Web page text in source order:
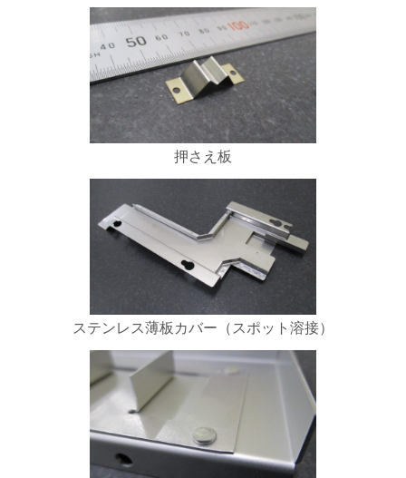
押さえ板
ステンレス薄板カバー（スポット溶接）